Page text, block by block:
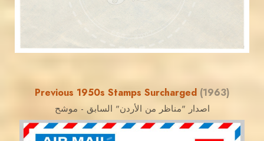
Previous 1950s Stamps Surcharged (1963)
اصدار "مناظر من الأردن" السابق - موشح